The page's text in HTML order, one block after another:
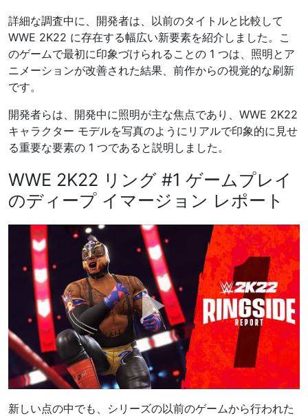
詳細な調査中に、開発者は、以前のタイトルと比較して
WWE 2K22 に存在する幅広い新要素を紹介しました。こ
のゲームで最初に印象づけられることの 1 つは、照明とア
ニメーションが改善された結果、前作からの視覚的な刷新
です。
開発者らは、開発中に照明が主な焦点であり、WWE 2K22
キャラクター モデルを写真のようにリアルで印象的に見せ
る重要な要素の 1 つであると説明しました。
WWE 2K22 リング #1 ゲームプレイ
のディープ イマージョン レポート
新しい点の中でも、シリーズの以前のゲームから行われた